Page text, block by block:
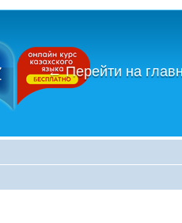
←Перейти на